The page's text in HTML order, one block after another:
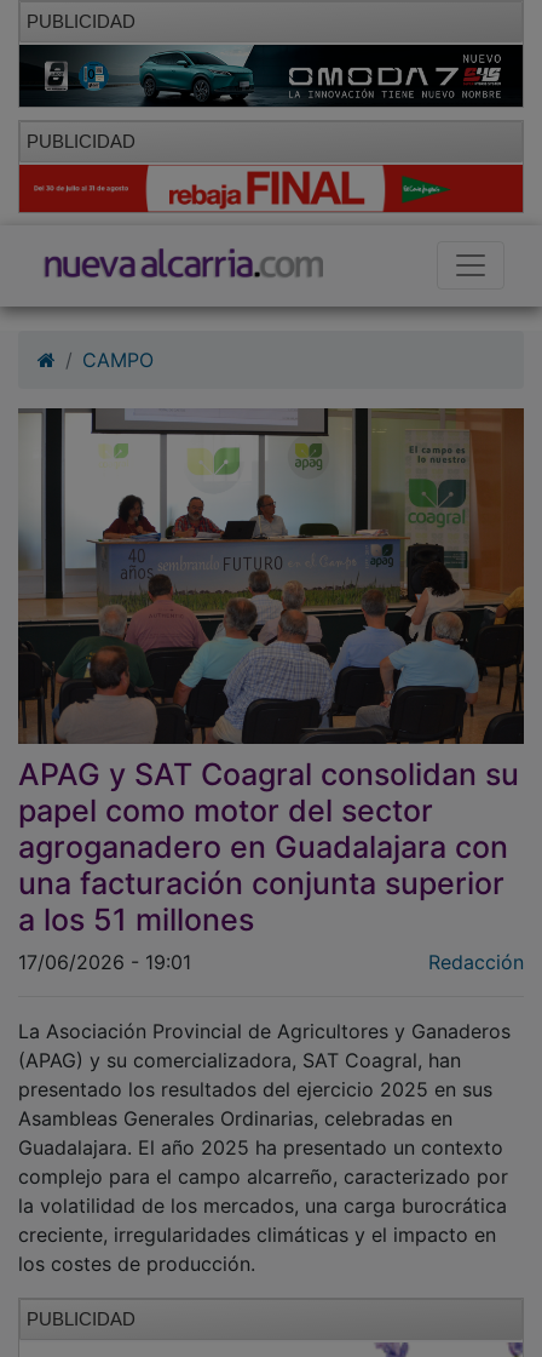
PUBLICIDAD
PUBLICIDAD
CAMPO
APAG y SAT Coagral consolidan su
papel como motor del sector
agroganadero en Guadalajara con
una facturación conjunta superior
a los 51 millones
17/06/2026 - 19:01 Redacción
La Asociación Provincial de Agricultores y Ganaderos
(APAG) y su comercializadora, SAT Coagral, han
presentado los resultados del ejercicio 2025 en sus
Asambleas Generales Ordinarias, celebradas en
Guadalajara. El año 2025 ha presentado un contexto
complejo para el campo alcarreño, caracterizado por
la volatilidad de los mercados, una carga burocrática
creciente, irregularidades climáticas y el impacto en
los costes de producción.
PUBLICIDAD